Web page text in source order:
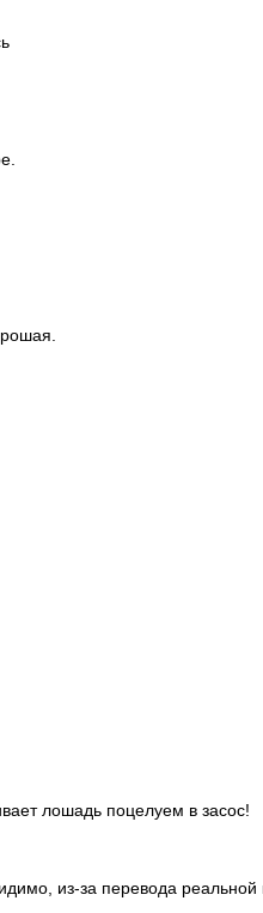
лошадь поцелуем в засос!
из-за перевода реальной